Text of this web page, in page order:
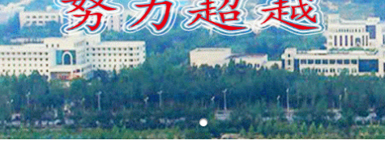
教材课程建设
师资队伍建设
实训资源建设
学生技能大赛
动力工程系
计量工程系
信息工程系
基础教学部
评价计划
证书查询